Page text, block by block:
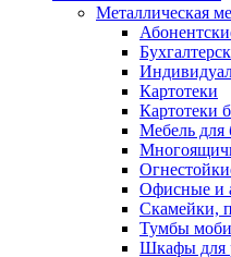
Металлическая
Картотеки
Картотеки
Мебель для
Офисные и
Скамейки,
Тумбы
Шкафы для